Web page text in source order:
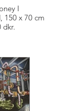
I
150 x 70 cm
dkr.